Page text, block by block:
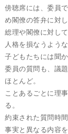
傍聴席には、委員
め閣僚の答弁に対
総理や閣僚に対し
人格を損なうよう
子どもたちには聞か
委員の質問も、議
ほとんど。
ことあるごとに理
る。
約束された質問時間
事実と異なる内容